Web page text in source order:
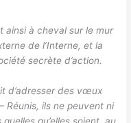
ainsi à cheval sur le mur
de l’Interne, et la
secrète d’action.
d’adresser des vœux
Réunis, ils ne peuvent ni